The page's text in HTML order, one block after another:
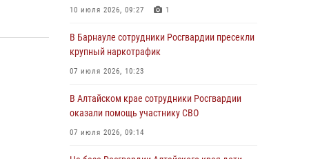
Сотрудники Росгвардии провели встречу с
«Каникулы с Росгвардией»
03 июля 2026, 04:03
провело для детей экскурсию на теплоходе в
рамках акции «Каникулы с Росгвардией»
02 июля 2026, 00:55
10 июля 2026, 09:27 1
В Барнауле сотрудники Росгвардии пресекли
крупный наркотрафик
07 июля 2026, 10:23
В Алтайском крае сотрудники Росгвардии
оказали помощь участнику СВО
07 июля 2026, 09:14